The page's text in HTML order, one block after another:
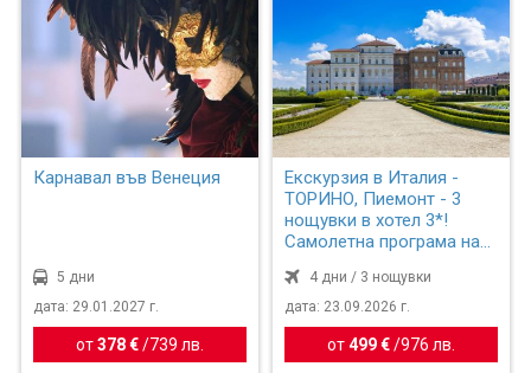
Карнавал във Венеция
5 дни
дата: 29.01.2027 г.
от378 € / 739 лв.
Екскурзия в Италия -
ТОРИНО, Пиемонт - 3
нощувки в хотел 3*!
Самолетна програма на
4 дни / 3 нощувки
дата: 23.09.2026 г.
от499 €/976 лв.